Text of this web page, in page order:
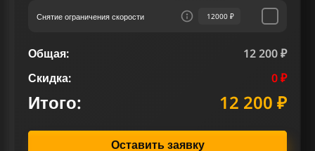
Снятие ограничения скорости 12000 ₽
Общая:
12 200 ₽
Скидка:
0 ₽
Итого: 12 200 ₽
Оставить заявку